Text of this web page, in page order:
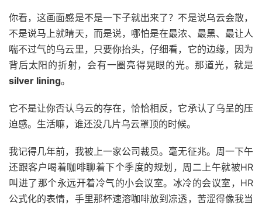
你看，这画面感是不是一下子就出来了？不是说乌云会散，
不是说马上就晴天，而是说，哪怕是在最浓、最黑、最让人
喘不过气的乌云里，只要你抬头，仔细看，它的边缘，因为
背后太阳的折射，会有一圈亮得晃眼的光。那道光，就是
silver lining。
它不是让你否认乌云的存在，恰恰相反，它承认了乌呈的压
迫感。生活嘛，谁还没几片乌云罩顶的时候。
我记得几年前，我被上一家公司裁员。毫无征兆。周一下午
还跟客户喝着咖啡聊着下个季度的规划，周二上午就被HR
叫进了那个永远开着冷气的小会议室。冰冷的会议室，HR
公式化的表情，手里那杯速溶咖啡放到凉透，苦涩得像我当